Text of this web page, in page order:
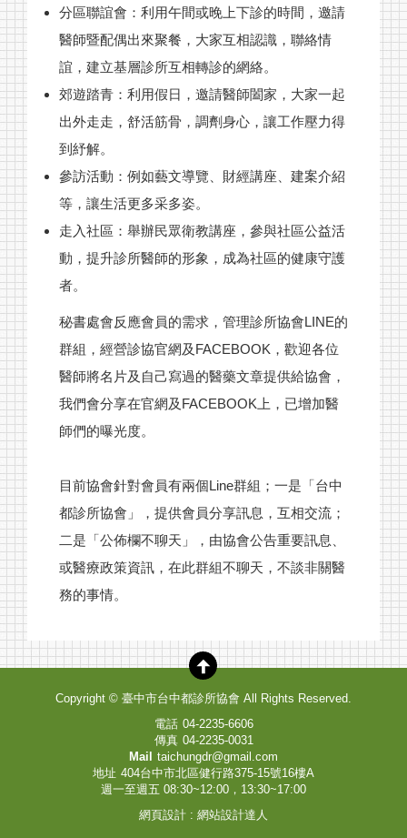
監理事名單
會議室租借辦法相關須知
聯絡我們
分區聯誼會：利用午間或晚上下診的時間，邀請
醫師暨配偶出來聚餐，大家互相認識，聯絡情
誼，建立基層診所互相轉診的網絡。
郊遊踏青：利用假日，邀請醫師闔家，大家一起
出外走走，舒活筋骨，調劑身心，讓工作壓力得
到紓解。
參訪活動：例如藝文導覽、財經講座、建案介紹
等，讓生活更多采多姿。
走入社區：舉辦民眾衛教講座，參與社區公益活
動，提升診所醫師的形象，成為社區的健康守護
者。
秘書處會反應會員的需求，管理診所協會LINE的
群組，經營診協官網及FACEBOOK，歡迎各位
醫師將名片及自己寫過的醫藥文章提供給協會，
我們會分享在官網及FACEBOOK上，已增加醫
師們的曝光度。
目前協會針對會員有兩個Line群組；一是「台中
都診所協會」，提供會員分享訊息，互相交流；
二是「公佈欄不聊天」，由協會公告重要訊息、
或醫療政策資訊，在此群組不聊天，不談非關醫
務的事情。
Copyright © 臺中市台中都診所協會 All Rights Reserved.
電話 04-2235-6606
傳真 04-2235-0031
Mail taichungdr@gmail.com
地址 404台中市北區健行路375-15號16樓A
週一至週五 08:30~12:00，13:30~17:00
網頁設計 : 網站設計達人